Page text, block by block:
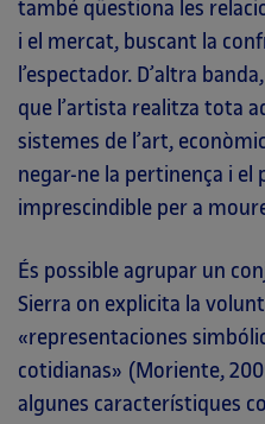
també qüestiona les
i el mercat, buscant la
l’espectador. D’altra
que l’artista realitza tota
sistemes de l’art,
negar-ne la pertinença i
imprescindible per a
És possible agrupar un
Sierra on explicita la
«representaciones
cotidianas» (Moriente,
algunes característiques